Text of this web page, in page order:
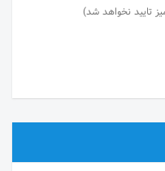
تایید نخواهد شد)